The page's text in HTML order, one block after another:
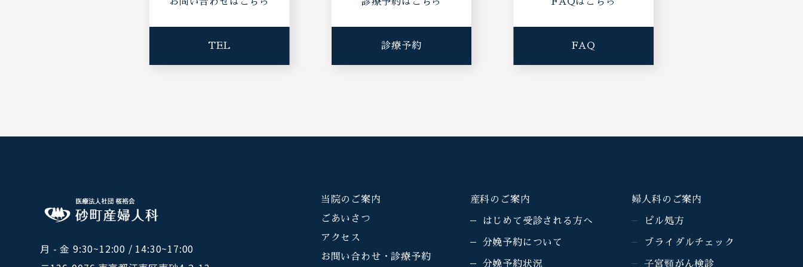
TEL 診療予約 FAQ
月 - 金 9:30~12:00 / 14:30~17:00
当院のご案内
ごあいさつ
アクセス
お問い合わせ・診療予約
産科のご案内
はじめて受診される方へ
分娩予約について
分娩予約状況
婦人科のご案内
ピル処方
ブライダルチェック
子宮頸がん検診